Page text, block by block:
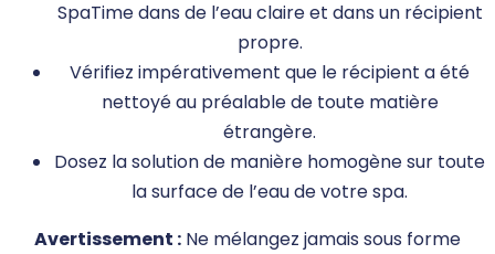
SpaTime dans de l’eau claire et dans un récipient
propre.
Vérifiez impérativement que le récipient a été
nettoyé au préalable de toute matière
étrangère.
Dosez la solution de manière homogène sur toute
la surface de l’eau de votre spa.
Avertissement : Ne mélangez jamais sous forme